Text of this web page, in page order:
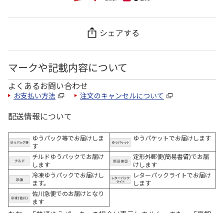
シェアする
マークや記載内容について
よくあるお問い合わせ
お支払い方法 注文のキャンセルについて
配送情報について
ゆうパック等でお届けしま
す
ゆうパケットでお届けします
チルドゆうパックでお届け
します
定形外郵便(簡易書留)でお届
けします
冷凍ゆうパックでお届けし
ます。
レターパックライトでお届け
します
佐川急便でのお届けとなり
ます